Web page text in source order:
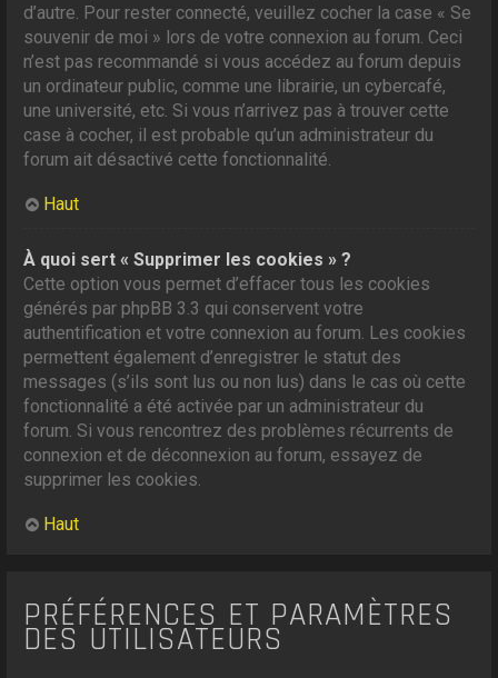
d’autre. Pour rester connecté, veuillez cocher la case « Se
souvenir de moi » lors de votre connexion au forum. Ceci
n’est pas recommandé si vous accédez au forum depuis
un ordinateur public, comme une librairie, un cybercafé,
une université, etc. Si vous n’arrivez pas à trouver cette
case à cocher, il est probable qu’un administrateur du
forum ait désactivé cette fonctionnalité.
Haut
À quoi sert « Supprimer les cookies » ?
Cette option vous permet d’effacer tous les cookies
générés par phpBB 3.3 qui conservent votre
authentification et votre connexion au forum. Les cookies
permettent également d’enregistrer le statut des
messages (s’ils sont lus ou non lus) dans le cas où cette
fonctionnalité a été activée par un administrateur du
forum. Si vous rencontrez des problèmes récurrents de
connexion et de déconnexion au forum, essayez de
supprimer les cookies.
Haut
PRÉFÉRENCES ET PARAMÈTRES
DES UTILISATEURS